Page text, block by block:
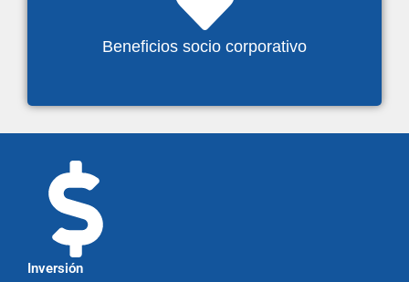
Beneficios socio corporativo
Inversión